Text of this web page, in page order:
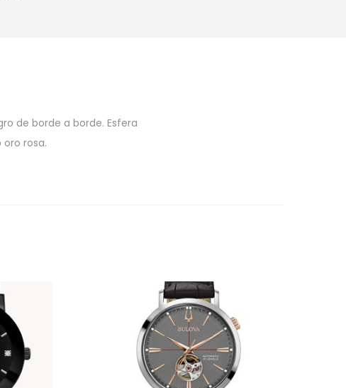
de borde a borde. Esfera
rosa.